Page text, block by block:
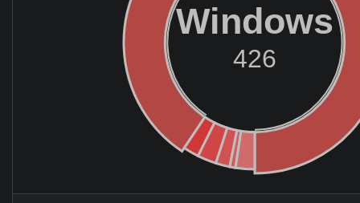
Windows
426